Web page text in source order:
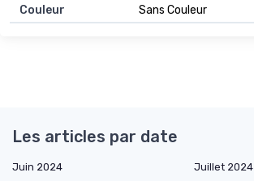
Couleur
Sans Couleur
Les articles par date
Juin 2024
Juillet 2024